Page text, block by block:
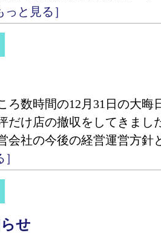
っと見る］
ろ数時間の12月31日の大晦
だけ店の撤収をしてきまし
会社の今後の経営運営方針
せ